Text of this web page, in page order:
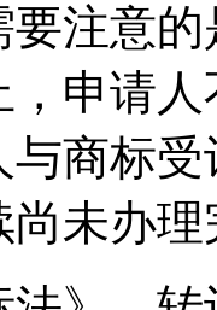
注意
申请
商标
未办理